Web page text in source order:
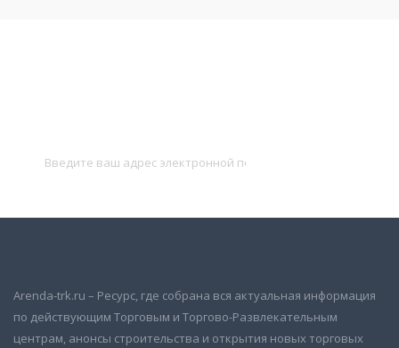
Arenda-trk.ru – Ресурс, где собрана вся актуальная информация
по действующим Торговым и Торгово-Развлекательным
центрам, анонсы строительства и открытия новых торговых